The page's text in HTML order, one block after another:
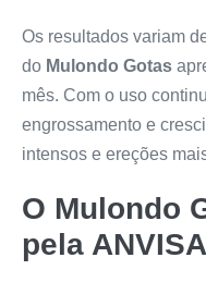
Os resultados variam
do Mulondo Gotas
mês. Com o uso
engrossamento e
intensos e ereções
O Mulondo
pela ANVISA